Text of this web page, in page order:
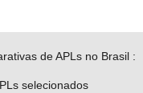
de APLs no Brasil :
selecionados